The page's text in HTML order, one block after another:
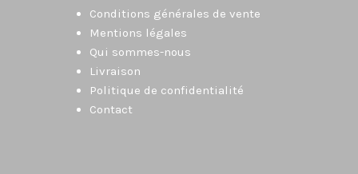
Conditions générales de vente
Mentions légales
Qui sommes-nous
Livraison
Politique de confidentialité
Contact